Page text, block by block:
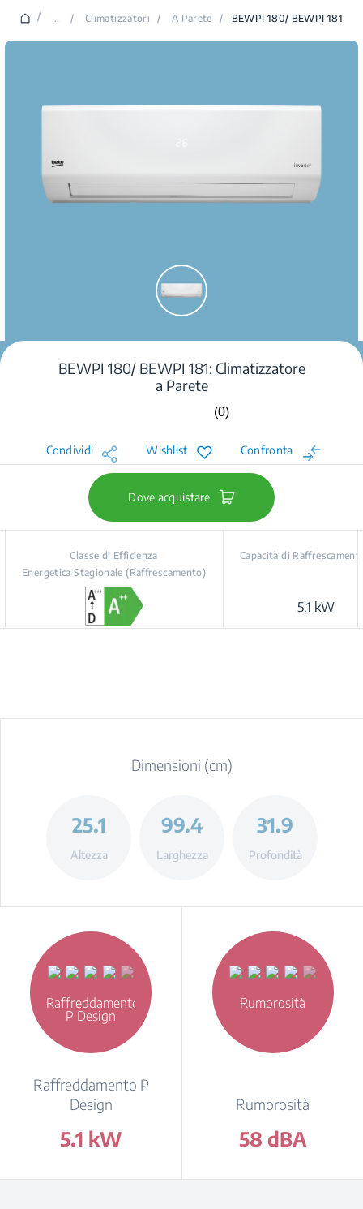
/ ... / Climatizzatori / A Parete / BEWPI 180/ BEWPI 181
BEWPI 180/ BEWPI 181: Climatizzatore
a Parete
Nessuna
Stesso
alla
(0)
Condividi Wishlist Confronta
Dove acquistare
Classe di Efficienza
Energetica Stagionale (Raffrescamento)
Capacità di
5.1 kW
Dimensioni (cm)
25.1
Altezza
99.4
Larghezza
31.9
Profondità
Raffreddamento
P Design
Raffreddamento P
Design
5.1 kW
Rumorosità
Rumorosità
58 dBA